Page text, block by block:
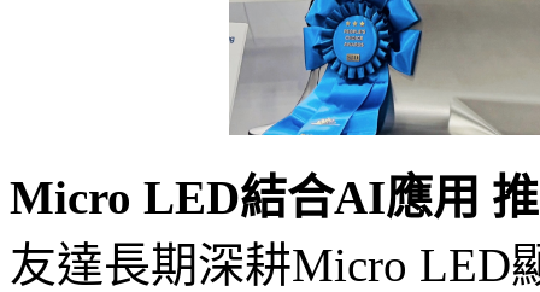
Micro LED結合AI應用
友達長期深耕Micro LED